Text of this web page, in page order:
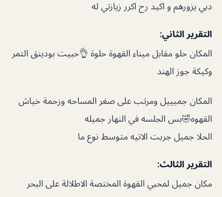
دبي يزورهم و اكيد رح اكرر زيازتي له
التقرير الثاني:
المكان حلو مقابل ميناء القهوة حلوة 👌حبيت بودينق التمر
وكيكة جوز الهند
المكان جميييل ومرتب على صغر المساحه وزحمة خياش
القهوه🤣بس الجلسه في النهار جميله
الحلا جميل جربت الاتيه متوسط نوع ما
التقرير الثالث:
مكان جميل لمحبي القهوة المختصة الاطلالة على البحر